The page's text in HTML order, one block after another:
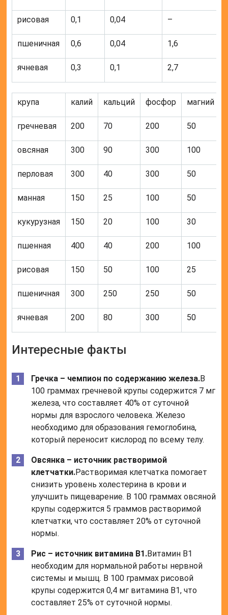
рисовая 0,1 0,04 –
пшеничная 0,6 0,04 1,6
ячневая 0,3 0,1 2,7
крупа калий кальций фосфор магний
гречневая 200 70 200 50
овсяная 300 90 300 100
перловая 300 40 300 50
манная 150 25 100 50
кукурузная 150 20 100 30
пшенная 400 40 200 100
рисовая 150 50 100 25
пшеничная 300 250 250 50
ячневая 200 80 300 50
Интересные факты
Гречка – чемпион по содержанию железа.В
100 граммах гречневой крупы содержится 7 мг
железа, что составляет 40% от суточной
нормы для взрослого человека. Железо
необходимо для образования гемоглобина,
который переносит кислород по всему телу.
Овсянка – источник растворимой
клетчатки.Растворимая клетчатка помогает
снизить уровень холестерина в крови и
улучшить пищеварение. В 100 граммах овсяной
крупы содержится 5 граммов растворимой
клетчатки, что составляет 20% от суточной
нормы.
Рис – источник витамина B1.Витамин B1
необходим для нормальной работы нервной
системы и мышц. В 100 граммах рисовой
крупы содержится 0,4 мг витамина B1, что
составляет 25% от суточной нормы.